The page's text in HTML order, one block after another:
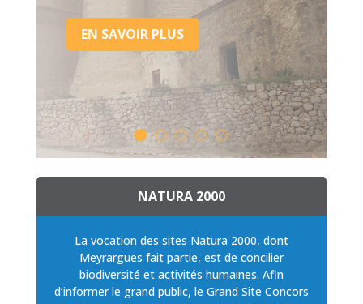
EN SAVOIR PLUS
NATURA 2000
La vocation des sites Natura 2000, dont
Meyrargues fait partie, est de concilier
biodiversité et activités humaines. Afin
d’informer le grand public, le Grand Site Concors